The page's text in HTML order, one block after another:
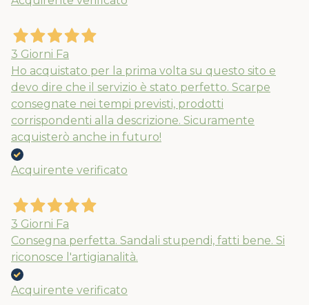
3 Giorni Fa
Ho acquistato per la prima volta su questo sito e
devo dire che il servizio è stato perfetto. Scarpe
consegnate nei tempi previsti, prodotti
corrispondenti alla descrizione. Sicuramente
acquisterò anche in futuro!
Acquirente verificato
3 Giorni Fa
Consegna perfetta. Sandali stupendi, fatti bene. Si
riconosce l'artigianalità.
Acquirente verificato